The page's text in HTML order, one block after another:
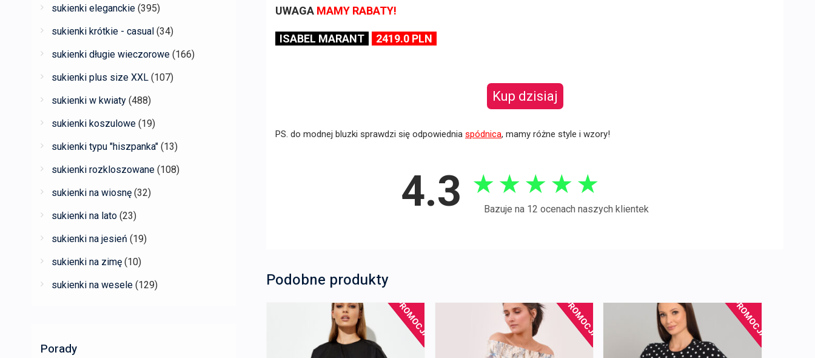
UWAGA MAMY RABATY!
ISABEL MARANT 2419.0 PLN
Kup dzisiaj
PS. do modnej bluzki sprawdzi się odpowiednia spódnica, mamy różne style i wzory!
4.3 ★ ★ ★ ★ ★
Bazuje na 12 ocenach naszych klientek
Podobne produkty
PROMOCJA! PROMOCJA! PROMOCJA!
sukienki eleganckie (395)
sukienki krótkie - casual (34)
sukienki długie wieczorowe (166)
sukienki plus size XXL (107)
sukienki w kwiaty (488)
sukienki koszulowe (19)
sukienki typu "hiszpanka" (13)
sukienki rozkloszowane (108)
sukienki na wiosnę (32)
sukienki na lato (23)
sukienki na jesień (19)
sukienki na zimę (10)
sukienki na wesele (129)
Porady